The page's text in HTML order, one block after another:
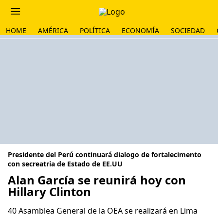
HOME AMÉRICA POLÍTICA ECONOMÍA SOCIEDAD
Presidente del Perú continuará dialogo de fortalecimento
con secreatria de Estado de EE.UU
Alan García se reunirá hoy con
Hillary Clinton
40 Asamblea General de la OEA se realizará en Lima